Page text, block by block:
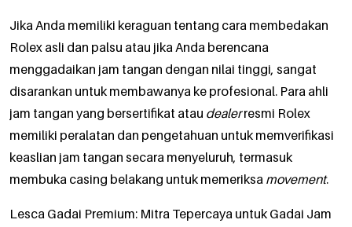
Jika Anda memiliki keraguan tentang cara membedakan
Rolex asli dan palsu atau jika Anda berencana
menggadaikan jam tangan dengan nilai tinggi, sangat
disarankan untuk membawanya ke profesional. Para ahli
jam tangan yang bersertifikat atau dealerresmi Rolex
memiliki peralatan dan pengetahuan untuk memverifikasi
keaslian jam tangan secara menyeluruh, termasuk
membuka casing belakang untuk memeriksa movement.
Lesca Gadai Premium: Mitra Tepercaya untuk Gadai Jam